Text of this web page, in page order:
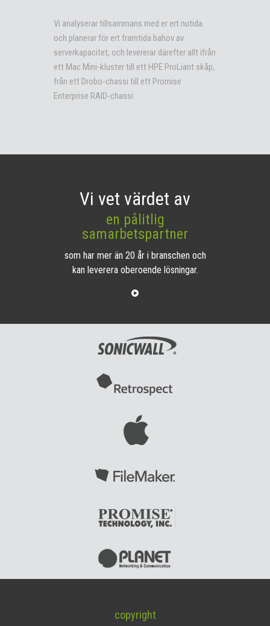
Vi analyserar tillsammans med er ert nutida
och planerar för ert framtida bahov av
serverkapacitet, och levererar därefter allt ifrån
ett Mac Mini-kluster till ett HPE ProLiant skåp,
från ett Drobo-chassi till ett Promise
Enterprise RAID-chassi.
Vi vet värdet av
en pålitlig
samarbetspartner
som har mer än 20 år i branschen och
kan leverera oberoende lösningar.
copyright